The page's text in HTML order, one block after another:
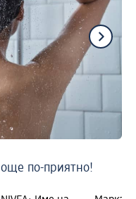
по-приятно!